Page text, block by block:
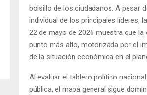
bolsillo de los ciudadanos. A pesar
individual de los principales líderes,
22 de mayo de 2026 muestra que
punto más alto, motorizada por el
de la situación económica en el
Al evaluar el tablero político
pública, el mapa general sigue